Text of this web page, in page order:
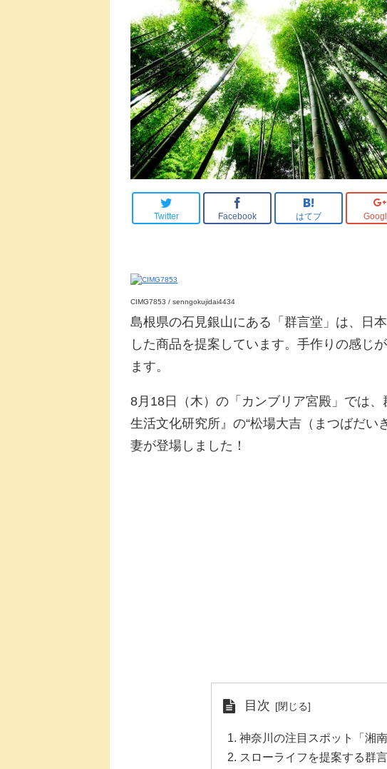
Twitter Facebook はてブ
CIMG7853 / senngokujidai4434
島根県の石見銀山にある「群言堂」は、日
した商品を提案しています。手作りの感じ
ます。
8月18日（木）の「カンブリア宮殿」では
生活文化研究所』の“松場大吉（まつばだい
妻が登場しました！
目次
神奈川の注目スポット「湘南
スローライフを提案する群